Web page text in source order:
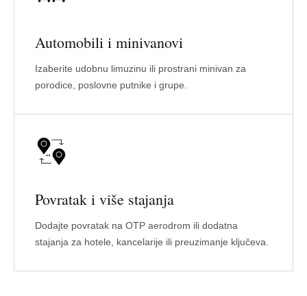
Automobili i minivanovi
Izaberite udobnu limuzinu ili prostrani minivan za
porodice, poslovne putnike i grupe.
Povratak i više stajanja
Dodajte povratak na OTP aerodrom ili dodatna
stajanja za hotele, kancelarije ili preuzimanje ključeva.